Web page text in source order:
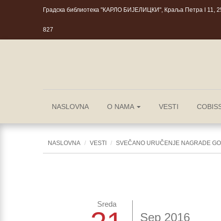
Градска библиотека "КАРЛО БИЈЕЛИЦКИ", Краља Петра I 11,
827
NASLOVNA O NAMA VESTI
NASLOVNA VESTI SVEČANO URUČENJE NAGRADE
Sreda
Sep 2016